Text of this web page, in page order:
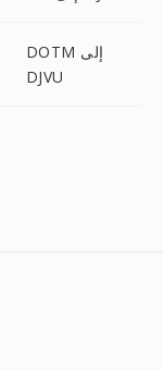
DOTM إلى
DJVU